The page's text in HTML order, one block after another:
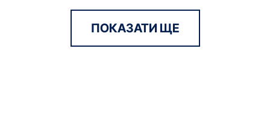
ПОКАЗАТИ ЩЕ